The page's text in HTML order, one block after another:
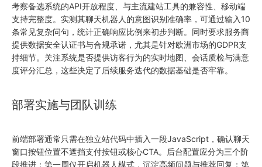
考察备选系统的API开放程度、与主流建站工具的兼容性、移动端
支持完整度。实测其聊天机器人的意图识别准确率，可通过输入10
条常见复杂问句，统计正确响应比例来初步判断。同时要求服务商
提供数据安全认证书与合规承诺，尤其是针对欧洲市场的GDPR支
持细节。关注系统是否提供访客行为的实时地图、会话质检与满意
度评分汇总，这些决定了后续服务迭代的数据基础是否牢靠。
部署实施与团队训练
前端部署通常只需在独立站代码中插入一段JavaScript，确认聊天
窗口按钮位置不遮挡支付按钮或核心CTA。后台配置应分为三个阶
段推进：第一周仅开启机器人模式，沉淀高频问题与推荐回复；第